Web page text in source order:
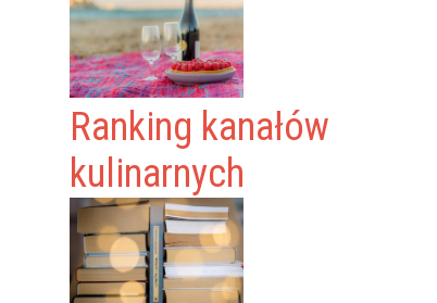
Ranking kanałów
kulinarnych